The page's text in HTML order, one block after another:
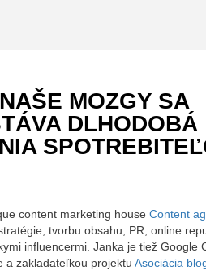
MOZGY SA
DLHODOBÁ
content marketing house Content
tvorbu obsahu, PR, online
influencermi. Janka je tiež Google
a zakladateľkou projektu Asociácia